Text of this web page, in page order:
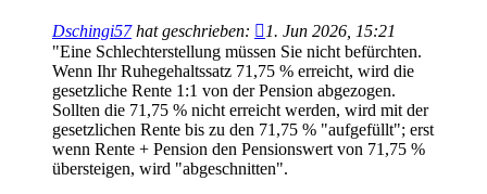
Dschingi57hat geschrieben:
1. Jun 2026, 15:21
"Eine Schlechterstellung müssen Sie nicht befürchten.
Wenn Ihr Ruhegehaltssatz 71,75 % erreicht, wird die
gesetzliche Rente 1:1 von der Pension abgezogen.
Sollten die 71,75 % nicht erreicht werden, wird mit der
gesetzlichen Rente bis zu den 71,75 % "aufgefüllt"; erst
wenn Rente + Pension den Pensionswert von 71,75 %
übersteigen, wird "abgeschnitten".